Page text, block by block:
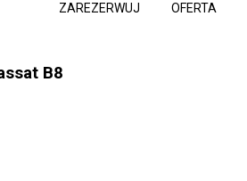
ZAREZERWUJ OFERTA
B8